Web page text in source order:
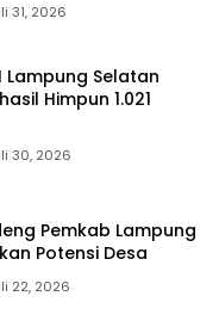
31, 2026
Lampung Selatan
Himpun 1.021
30, 2026
Pemkab Lampung
Potensi Desa
22, 2026